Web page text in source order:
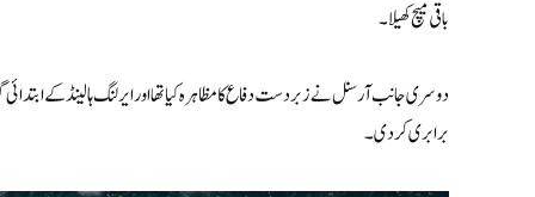
باقی میچ کھیلا ۔
دوسری جانب آرسنل نے زبردست دفاع کا مظاہرہ کیا تھا اور ایرلنگ ہالینڈ کے
برابری کردی۔